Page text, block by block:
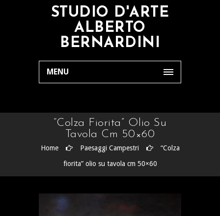
STUDIO D'ARTE
ALBERTO
BERNARDINI
MENU
“Colza Fiorita” Olio Su
Tavola Cm 50×60
Home Paesaggi Campestri
“Colza
fiorita” olio su tavola cm 50×60